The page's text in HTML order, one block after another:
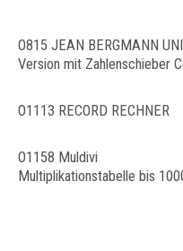
O815 JEAN BERGMANN
Version mit Zahlenschieber
O1113 RECORD RECHNER
O1158 Muldivi
Multiplikationstabelle bis